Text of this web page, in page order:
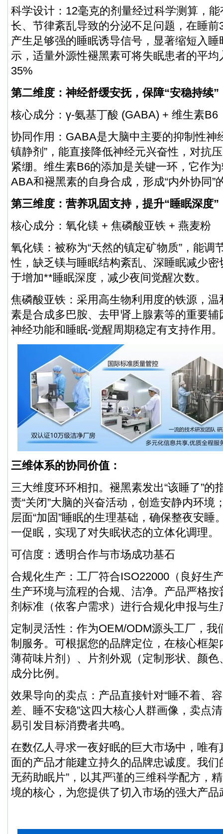
科学设计：12毫克的剂量经过科学测算，
长、节律紊乱导致的分泌不足问题，在睡前
产生足够强的睡眠诱导信号，显著缩短入
示，适量外源性褪黑素可将失眠患者的平
35%
第二维度：神经舒缓安抚，保障“安稳持续”
核心成分：γ-氨基丁酸 (GABA) + 维生素B6
协同作用：GABA是大脑中主要的抑制性神
镇静剂”，能直接降低神经元兴奋性，对抗
紧绷。维生素B6的添加是关键一环，它作
ABA和褪黑素的自身合成，形成“内外协同”
第三维度：营养巩固支持，提升“睡眠深度”
核心成分：氧化镁 + 焦磷酸亚铁 + 燕麦粉
氧化镁：被称为“天然的镇定矿物质”，能调
性，缺乏镁与睡眠结构紊乱、深睡眠减少
于增加**睡眠深度，减少夜间觉醒次数。
焦磷酸亚铁：采用高生物利用度的铁源，
素是合成多巴胺、去甲肾上腺素等的重要
神经功能和睡眠-觉醒周期稳定有支持作用。
三维体系的协同价值：
三大维度环环相扣。褪黑素发出“该睡了”的
责“关闭”大脑的兴奋活动，创造安静内环境
层面“加固”睡眠的生理基础，确保整夜安睡
一促眠，实现了对失眠状态的立体化调理。
可信度：透明合作与市场成功基石
合规化生产：工厂符合ISO22000（良好生
生产环境与流程的合规、洁净。产品严格
剂标准（依客户需求）进行合规化申报与生
定制灵活性：作为OEM/ODM源头工厂，我
制服务。可根据您的品牌定位，在核心框
薄荷味片剂）、片剂外观（定制形状、颜
成分比例。
效果导向的卖点：产品直接针对“睡不着、
差、睡不安稳”这四大核心人群画像，卖点
易引发目标消费者共鸣。
在数亿人寻求一夜好眠的巨大市场中，唯
面的产品才能建立持久的品牌忠诚度。我们
无药助眠片”，以其严谨的三维科学配方，
境的核心，为您提供了切入市场的强大产品